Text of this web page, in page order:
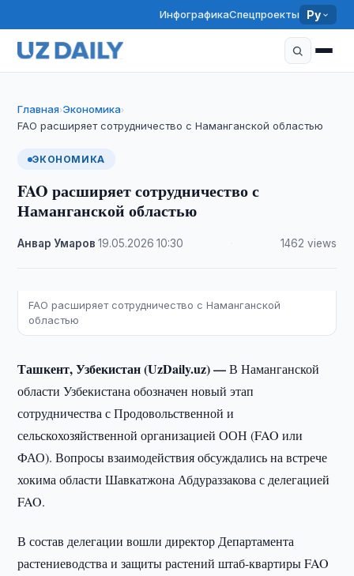
ИнфографикаСпецпроекты Ру
Главная›Экономика›
FAO расширяет сотрудничество с Наманганской областью
ЭКОНОМИКА
FAO расширяет сотрудничество с
Наманганской областью
Анвар Умаров ·19.05.2026 ·10:30 1462 views
FAO расширяет сотрудничество с Наманганской
областью
Ташкент, Узбекистан (UzDaily.uz) —В Наманганской
области Узбекистана обозначен новый этап
сотрудничества с Продовольственной и
сельскохозяйственной организацией ООН (FAO или
ФАО). Вопросы взаимодействия обсуждались на встрече
хокима области Шавкатжона Абдураззакова с делегацией
FAO.
В состав делегации вошли директор Департамента
растениеводства и защиты растений штаб-квартиры FAO